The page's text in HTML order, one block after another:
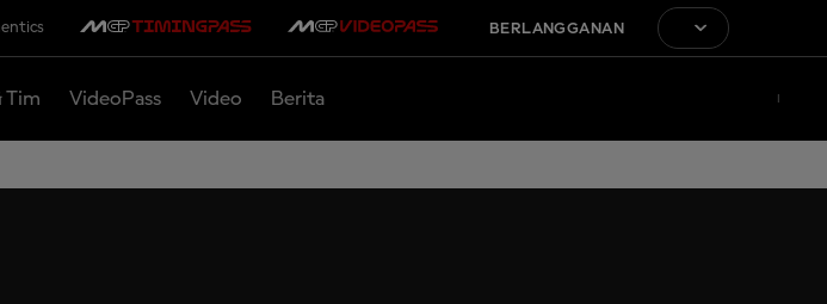
BERLANGGANAN
Tim VideoPass Video Berita